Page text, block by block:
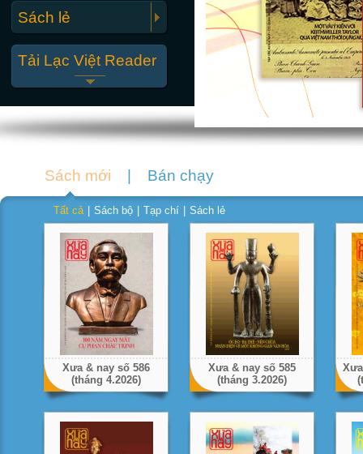
Sách lẻ
Tải Lạc Việt Reader
Sách mới Bán chạy
Tất cả Sách bộ Tạp chí Sách lẻ
Xưa & nay số 586
(tháng 4.2026)
Xưa & nay số 585
(tháng 3.2026)